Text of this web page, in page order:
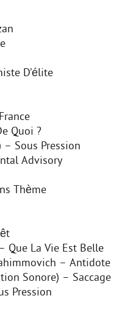
D’élite
Quoi ?
– Sous Pression
Advisory
Thème
Que La Vie Est Belle
– Antidote
Sonore) – Saccage
Pression